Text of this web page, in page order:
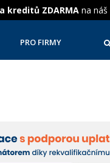
kreditů ZDARMA na náš
PRO FIRMY